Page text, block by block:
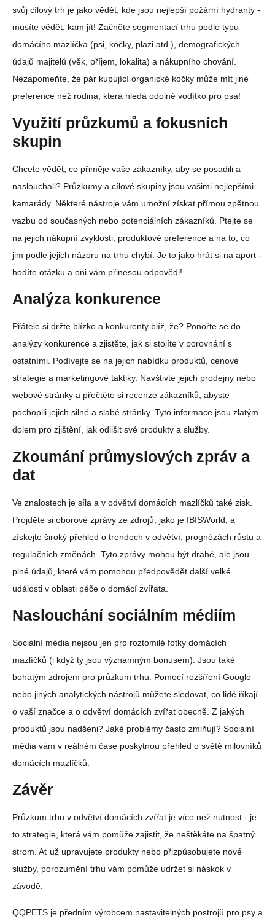
svůj cílový trh je jako vědět, kde jsou nejlepší požární hydranty -
musíte vědět, kam jít! Začněte segmentací trhu podle typu
domácího mazlíčka (psi, kočky, plazi atd.), demografických
údajů majitelů (věk, příjem, lokalita) a nákupního chování.
Nezapomeňte, že pár kupující organické kočky může mít jiné
preference než rodina, která hledá odolné vodítko pro psa!
Využití průzkumů a fokusních
skupin
Chcete vědět, co přiměje vaše zákazníky, aby se posadili a
naslouchali? Průzkumy a cílové skupiny jsou vašimi nejlepšími
kamarády. Některé nástroje vám umožní získat přímou zpětnou
vazbu od současných nebo potenciálních zákazníků. Ptejte se
na jejich nákupní zvyklosti, produktové preference a na to, co
jim podle jejich názoru na trhu chybí. Je to jako hrát si na aport -
hodíte otázku a oni vám přinesou odpovědi!
Analýza konkurence
Přátele si držte blízko a konkurenty blíž, že? Ponořte se do
analýzy konkurence a zjistěte, jak si stojíte v porovnání s
ostatními. Podívejte se na jejich nabídku produktů, cenové
strategie a marketingové taktiky. Navštivte jejich prodejny nebo
webové stránky a přečtěte si recenze zákazníků, abyste
pochopili jejich silné a slabé stránky. Tyto informace jsou zlatým
dolem pro zjištění, jak odlišit své produkty a služby.
Zkoumání průmyslových zpráv a
dat
Ve znalostech je síla a v odvětví domácích mazlíčků také zisk.
Projděte si oborové zprávy ze zdrojů, jako je IBISWorld, a
získejte široký přehled o trendech v odvětví, prognózách růstu a
regulačních změnách. Tyto zprávy mohou být drahé, ale jsou
plné údajů, které vám pomohou předpovědět další velké
události v oblasti péče o domácí zvířata.
Naslouchání sociálním médiím
Sociální média nejsou jen pro roztomilé fotky domácích
mazlíčků (i když ty jsou významným bonusem). Jsou také
bohatým zdrojem pro průzkum trhu. Pomocí rozšíření Google
nebo jiných analytických nástrojů můžete sledovat, co lidé říkají
o vaší značce a o odvětví domácích zvířat obecně. Z jakých
produktů jsou nadšeni? Jaké problémy často zmiňují? Sociální
média vám v reálném čase poskytnou přehled o světě milovníků
domácích mazlíčků.
Závěr
Průzkum trhu v odvětví domácích zvířat je více než nutnost - je
to strategie, která vám pomůže zajistit, že neštěkáte na špatný
strom. Ať už upravujete produkty nebo přizpůsobujete nové
služby, porozumění trhu vám pomůže udržet si náskok v
závodě.
QQPETS je předním výrobcem nastavitelných postrojů pro psy a